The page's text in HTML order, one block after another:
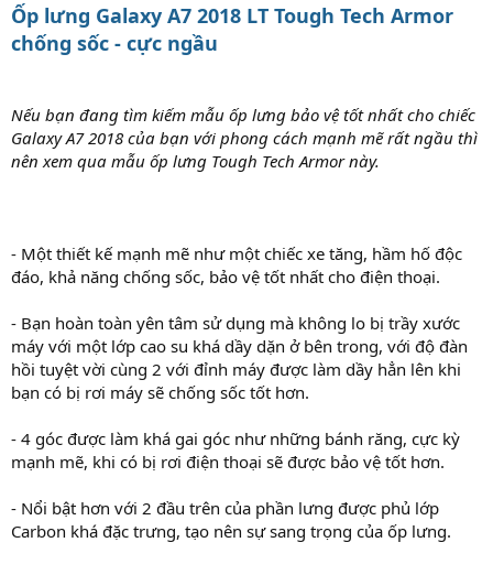
Ốp lưng Galaxy A7 2018 LT Tough Tech Armor
chống sốc - cực ngầu
Nếu bạn đang tìm kiếm mẫu ốp lưng bảo vệ tốt nhất cho chiếc
Galaxy A7 2018 của bạn với phong cách mạnh mẽ rất ngầu thì
nên xem qua mẫu ốp lưng Tough Tech Armor này.
- Một thiết kế mạnh mẽ như một chiếc xe tăng, hầm hố độc
đáo, khả năng chống sốc, bảo vệ tốt nhất cho điện thoại.
- Bạn hoàn toàn yên tâm sử dụng mà không lo bị trầy xước
máy với một lớp cao su khá dầy dặn ở bên trong, với độ đàn
hồi tuyệt vời cùng 2 với đỉnh máy được làm dầy hẳn lên khi
bạn có bị rơi máy sẽ chống sốc tốt hơn.
- 4 góc được làm khá gai góc như những bánh răng, cực kỳ
mạnh mẽ, khi có bị rơi điện thoại sẽ được bảo vệ tốt hơn.
- Nổi bật hơn với 2 đầu trên của phần lưng được phủ lớp
Carbon khá đặc trưng, tạo nên sự sang trọng của ốp lưng.